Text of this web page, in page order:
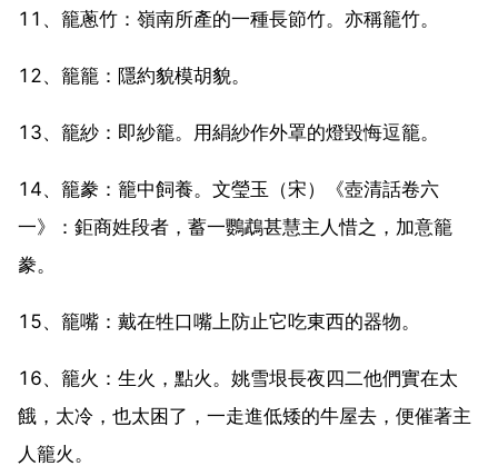
11、籠蔥竹：嶺南所產的一種長節竹。亦稱籠竹。
12、籠籠：隱約貌模胡貌。
13、籠紗：即紗籠。用絹紗作外罩的燈毀悔逗籠。
14、籠豢：籠中飼養。文瑩玉（宋）《壺清話卷六
一》：鉅商姓段者，蓄一鸚鵡甚慧主人惜之，加意籠
豢。
15、籠嘴：戴在牲口嘴上防止它吃東西的器物。
16、籠火：生火，點火。姚雪垠長夜四二他們實在太
餓，太冷，也太困了，一走進低矮的牛屋去，便催著主
人籠火。